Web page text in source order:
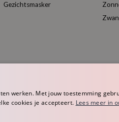
Gezichtsmasker
werken. Met jouw toestemming
cookies je accepteert. Lees meer in